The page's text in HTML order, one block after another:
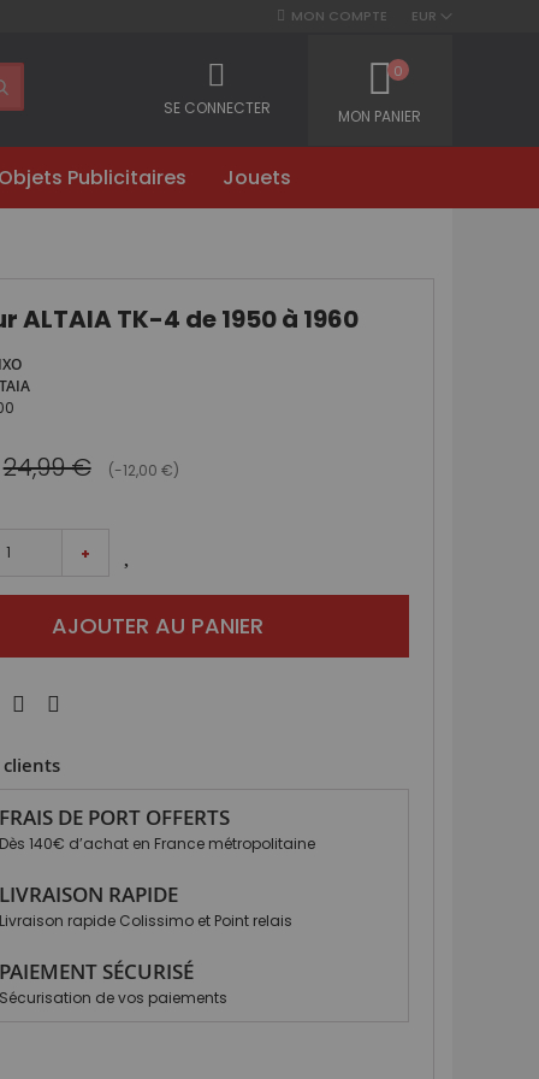
EUR
MON COMPTE
MON PANIER
0
SE CONNECTER
Objets Publicitaires Jouets
ALTAIA TK-4 de 1950 à 1960
IXO
24,99 € (-12,00 €)
+
AJOUTER AU PANIER
FRAIS DE PORT OFFERTS
Dès 140€ d’achat en France métropolitaine
LIVRAISON RAPIDE
Livraison rapide Colissimo et Point relais
PAIEMENT SÉCURISÉ
Sécurisation de vos paiements